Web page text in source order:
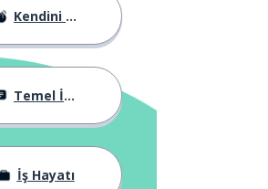
Kendini Tanıtma
Temel İfadeler
İş Hayatı